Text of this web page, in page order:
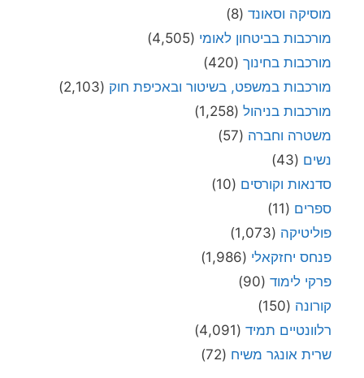
מוסיקה וסאונד (8)
מורכבות בביטחון לאומי (4,505)
מורכבות בחינוך (420)
מורכבות במשפט, בשיטור ובאכיפת חוק (2,103)
מורכבות בניהול (1,258)
משטרה וחברה (57)
נשים (43)
סדנאות וקורסים (10)
ספרים (11)
פוליטיקה (1,073)
פנחס יחזקאלי (1,986)
פרקי לימוד (90)
קורונה (150)
רלוונטיים תמיד (4,091)
שרית אונגר משיח (72)